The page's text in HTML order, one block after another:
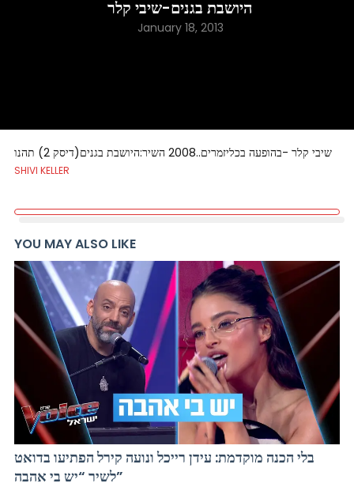
היושבת בגנים-שיבי קלר
January 18, 2013
שיבי קלר -בהופעה בכליזמרים..2008 השיר:היושבת בגנים(דיסק 2) תהנו
SHIVI KELLER
YOU MAY ALSO LIKE
בלי הכנה מוקדמת: עידן רייכל ונועה קירל הפתיעו בדואט
לשיר “יש בי אהבה”